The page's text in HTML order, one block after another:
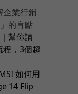
企業行銷
的盲點
幫你讀
，3個超
如何用
14 Flip